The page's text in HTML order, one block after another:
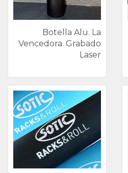
Eventos
y
y
térmicos
Tecnología
Indumentaria
Botella Alu. La
Vencedora. Grabado
Laser